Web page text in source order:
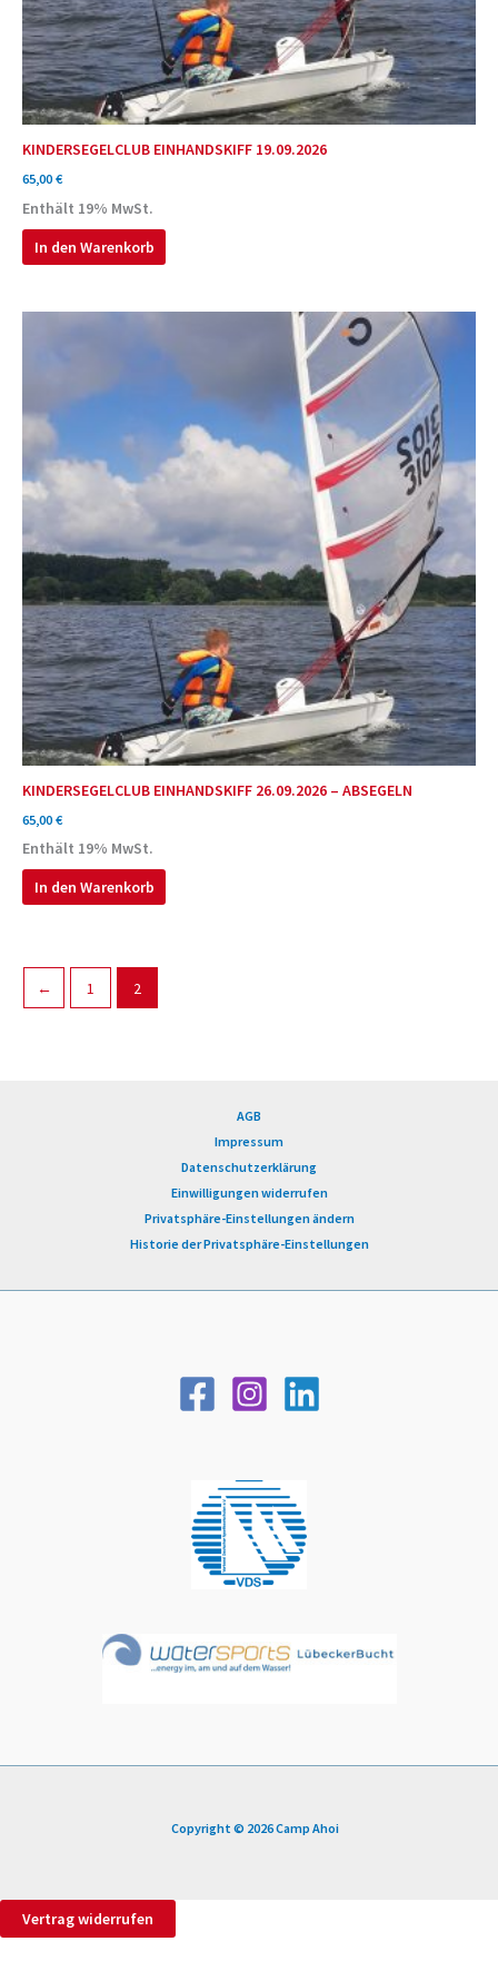
KINDERSEGELCLUB EINHANDSKIFF 19.09.2026
65,00 €
Enthält 19% MwSt.
In den Warenkorb
KINDERSEGELCLUB EINHANDSKIFF 26.09.2026 – ABSEGELN
65,00 €
Enthält 19% MwSt.
In den Warenkorb
← 1 2
AGB
Impressum
Datenschutzerklärung
Einwilligungen widerrufen
Privatsphäre-Einstellungen ändern
Historie der Privatsphäre-Einstellungen
Copyright © 2026 Camp Ahoi
Vertrag widerrufen